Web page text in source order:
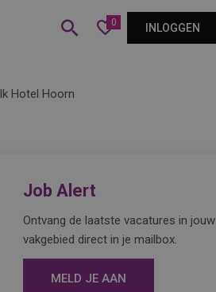
0 INLOGGEN
Hotel Hoorn
Job Alert
Ontvang de laatste vacatures in jouw
vakgebied direct in je mailbox.
MELD JE AAN